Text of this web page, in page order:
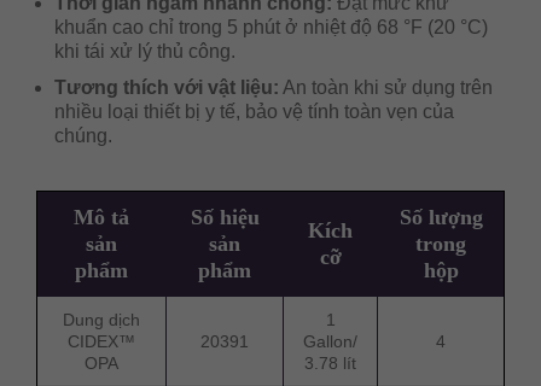
khuẩn cao chỉ trong 5 phút ở nhiệt độ 68 °F (20 °C)
khi tái xử lý thủ công.
Tương thích với vật liệu: An toàn khi sử dụng trên
nhiều loại thiết bị y tế, bảo vệ tính toàn vẹn của
chúng.
Mô tả
sản
phẩm
Số hiệu
sản
phẩm
Kích
cỡ
Số lượng
trong
hộp
Dung dịch
CIDEX™
OPA
20391
1
Gallon/
3.78 lít
4